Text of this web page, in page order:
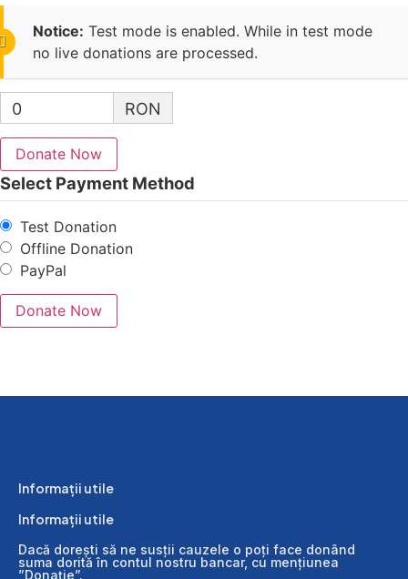
Notice: Test mode is enabled. While in test mode
no live donations are processed.
0 RON
Donate Now
Select Payment Method
Test Donation
Offline Donation
PayPal
Informații utile
Informații utile
Dacă dorești să ne susții cauzele o poți face donând
suma dorită în contul nostru bancar, cu mențiunea
”Donație”.